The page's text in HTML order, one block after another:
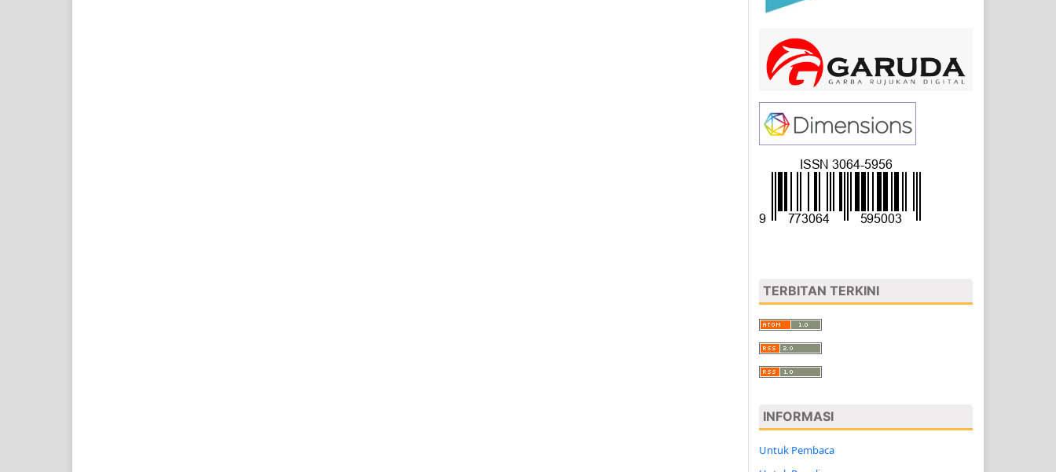
TERBITAN TERKINI
INFORMASI
Untuk Pembaca